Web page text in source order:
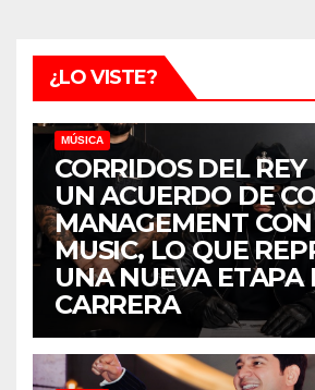
¿LO VISTE?
MÚSICA
CORRIDOS DEL
UN ACUERDO DE
MANAGEMENT
MUSIC, LO QUE
UNA NUEVA ETAPA
CARRERA